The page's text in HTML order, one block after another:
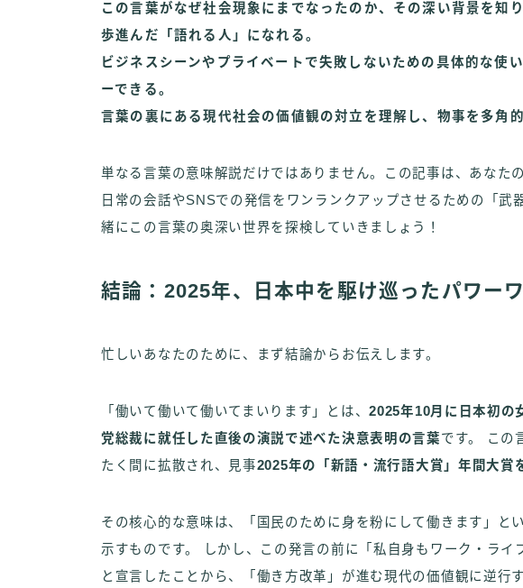
この言葉がなぜ社会現象にまでなったのか、その深い背景を知
歩進んだ「語れる人」になれる。
ビジネスシーンやプライベートで失敗しないための具体的な使
ーできる。
言葉の裏にある現代社会の価値観の対立を理解し、物事を多角
単なる言葉の意味解説だけではありません。この記事は、あなた
日常の会話やSNSでの発信をワンランクアップさせるための「武
緒にこの言葉の奥深い世界を探検していきましょう！
結論：2025年、日本中を駆け巡ったパワー
忙しいあなたのために、まず結論からお伝えします。
「働いて働いて働いてまいります」とは、2025年10月に日本初の
党総裁に就任した直後の演説で述べた決意表明の言葉です。 この
たく間に拡散され、見事2025年の「新語・流行語大賞」年間大賞
その核心的な意味は、「国民のために身を粉にして働きます」と
示すものです。 しかし、この発言の前に「私自身もワーク・ライ
と宣言したことから、「働き方改革」が進む現代の価値観に逆行